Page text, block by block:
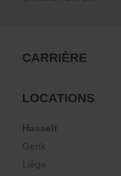
CARRIÈRE
LOCATIONS
Hasselt
Genk
Liège